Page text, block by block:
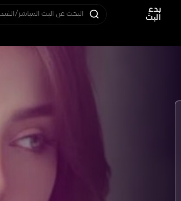
بدء
البث